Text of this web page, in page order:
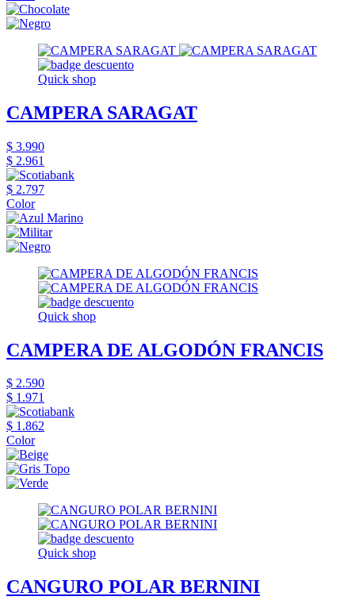
Quick shop
CAMPERA SARAGAT
$ 3.990
$ 2.961
$ 2.797
Color
Quick shop
CAMPERA DE ALGODÓN FRANCIS
$ 2.590
$ 1.971
$ 1.862
Color
Quick shop
CANGURO POLAR BERNINI